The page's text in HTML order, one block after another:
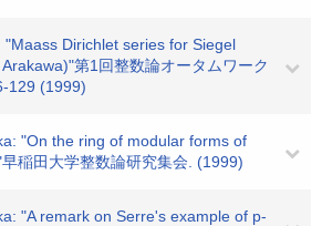
"Maass Dirichlet series for Siegel
第1回整数論オータムワーク
129 (1999)
"On the ring of modular forms of
稲田大学整数論研究集会. (1999)
"A remark on Serre's example of p-